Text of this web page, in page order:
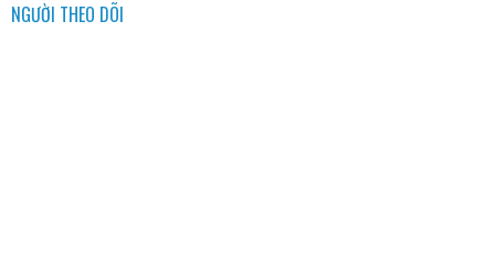
NGƯỜI THEO DÕI